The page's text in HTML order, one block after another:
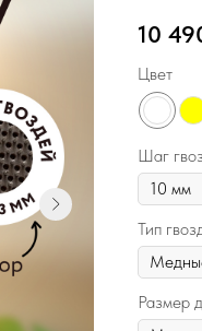
10
Цвет
Шаг
Тип
Размер